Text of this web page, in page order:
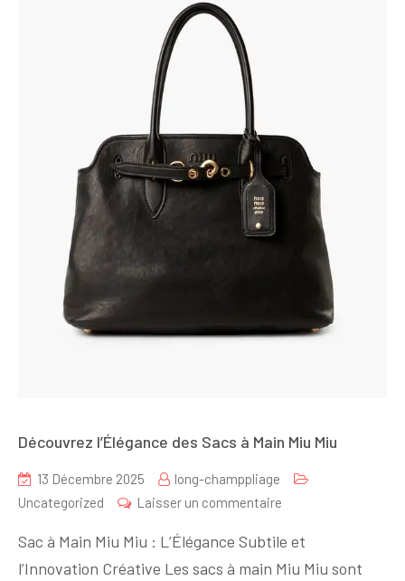
Découvrez l’Élégance des Sacs à Main Miu Miu
13 Décembre 2025
long-champpliage
Uncategorized
Laisser un commentaire
l’Élégance
des
Sac à Main Miu Miu : L’Élégance Subtile et
l’Innovation Créative Les sacs à main Miu Miu sont